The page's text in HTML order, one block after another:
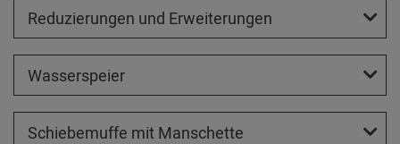
Reduzierungen und Erweiterungen
Wasserspeier
Schiebemuffe mit Manschette